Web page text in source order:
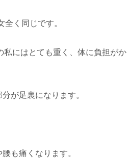
く同じです。
にはとても重く、体に負担がか
が足裏になります。
も痛くなります。